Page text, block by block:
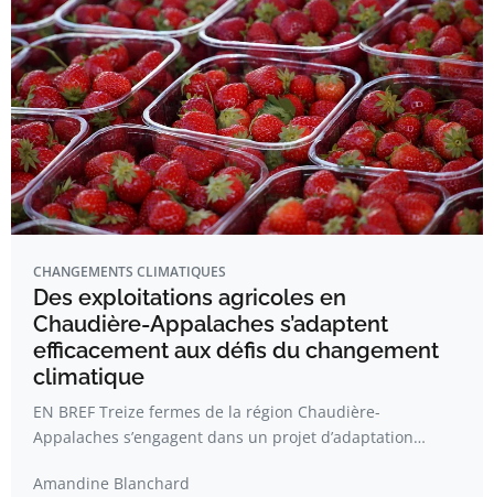
CHANGEMENTS CLIMATIQUES
Des exploitations agricoles en
Chaudière-Appalaches s’adaptent
efficacement aux défis du changement
climatique
EN BREF Treize fermes de la région Chaudière-
Appalaches s’engagent dans un projet d’adaptation…
Amandine Blanchard